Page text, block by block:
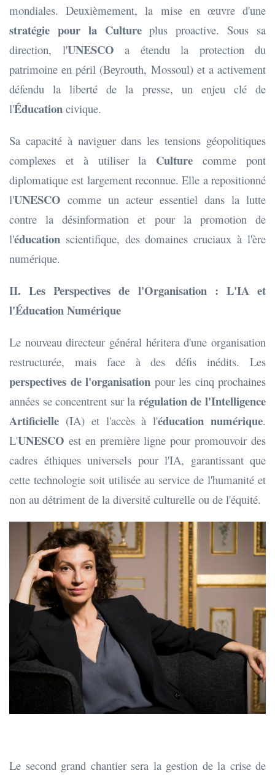
mondiales. Deuxièmement, la mise en œuvre d'une
stratégie pour la Cultureplus proactive. Sous sa
direction, l'UNESCO a étendu la protection du
patrimoine en péril (Beyrouth, Mossoul) et a activement
défendu la liberté de la presse, un enjeu clé de
l'Éducation civique.
Sa capacité à naviguer dans les tensions géopolitiques
complexes et à utiliser la Culture comme pont
diplomatique est largement reconnue. Elle a repositionné
l'UNESCO comme un acteur essentiel dans la lutte
contre la désinformation et pour la promotion de
l'éducation scientifique, des domaines cruciaux à l'ère
numérique.
II. Les Perspectives de l'Organisation : L'IA et
l'Éducation Numérique
Le nouveau directeur général héritera d'une organisation
restructurée, mais face à des défis inédits. Les
perspectives de l'organisation pour les cinq prochaines
années se concentrent sur la régulation de l'Intelligence
Artificielle (IA) et l'accès à l'éducation numérique.
L'UNESCO est en première ligne pour promouvoir des
cadres éthiques universels pour l'IA, garantissant que
cette technologie soit utilisée au service de l'humanité et
non au détriment de la diversité culturelle ou de l'équité.
Le second grand chantier sera la gestion de la crise de